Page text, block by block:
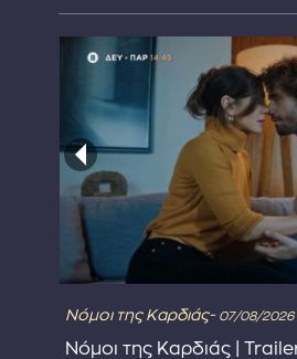
Νόμοι της Καρδιάς- 07/08/2026
Νόμοι της Καρδιάς |